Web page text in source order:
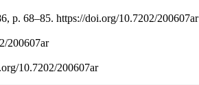
p. 68–85. https://doi.org/10.7202/200607ar
200607ar
10.7202/200607ar